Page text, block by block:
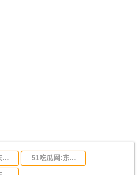
51吃瓜网:东莞到贵州省物流运输,东莞到贵州省物流公司 51吃瓜网:东莞到四川省物流专线,东莞到四川省物流公司